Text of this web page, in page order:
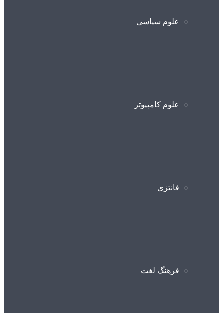
علوم سیاسی
علوم کامپیوتر
فانتزی
فرهنگ لغت